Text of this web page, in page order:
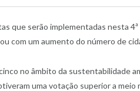
que serão implementadas nesta 4ª
com um aumento do número de
no âmbito da sustentabilidade
uma votação superior a